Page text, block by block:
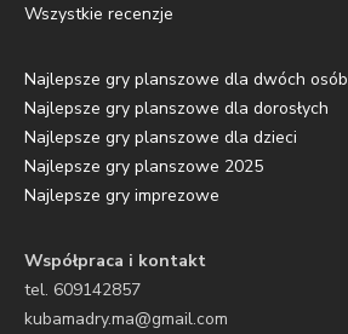
Wszystkie recenzje
Najlepsze gry planszowe dla dwóch osób
Najlepsze gry planszowe dla dorosłych
Najlepsze gry planszowe dla dzieci
Najlepsze gry planszowe 2025
Najlepsze gry imprezowe
Współpraca i kontakt
tel. 609142857
kubamadry.ma@gmail.com